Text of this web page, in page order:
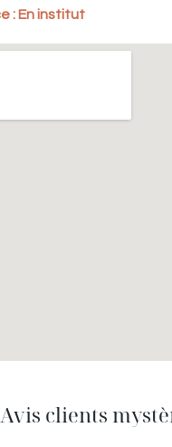
: En institut
Avis clients